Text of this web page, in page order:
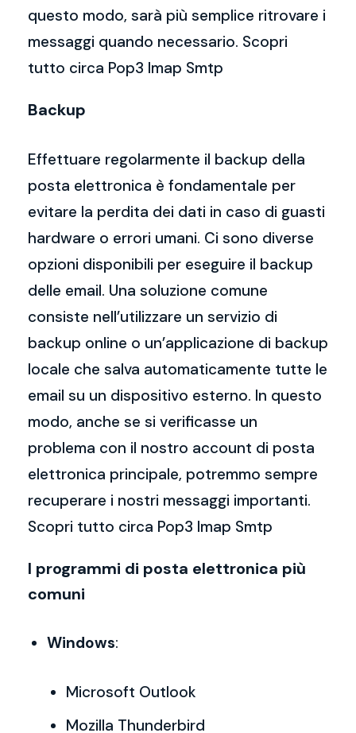
questo modo, sarà più semplice ritrovare i
messaggi quando necessario. Scopri
tutto circa Pop3 Imap Smtp
Backup
Effettuare regolarmente il backup della
posta elettronica è fondamentale per
evitare la perdita dei dati in caso di guasti
hardware o errori umani. Ci sono diverse
opzioni disponibili per eseguire il backup
delle email. Una soluzione comune
consiste nell’utilizzare un servizio di
backup online o un’applicazione di backup
locale che salva automaticamente tutte le
email su un dispositivo esterno. In questo
modo, anche se si verificasse un
problema con il nostro account di posta
elettronica principale, potremmo sempre
recuperare i nostri messaggi importanti.
Scopri tutto circa Pop3 Imap Smtp
I programmi di posta elettronica più
comuni
Windows:
Microsoft Outlook
Mozilla Thunderbird